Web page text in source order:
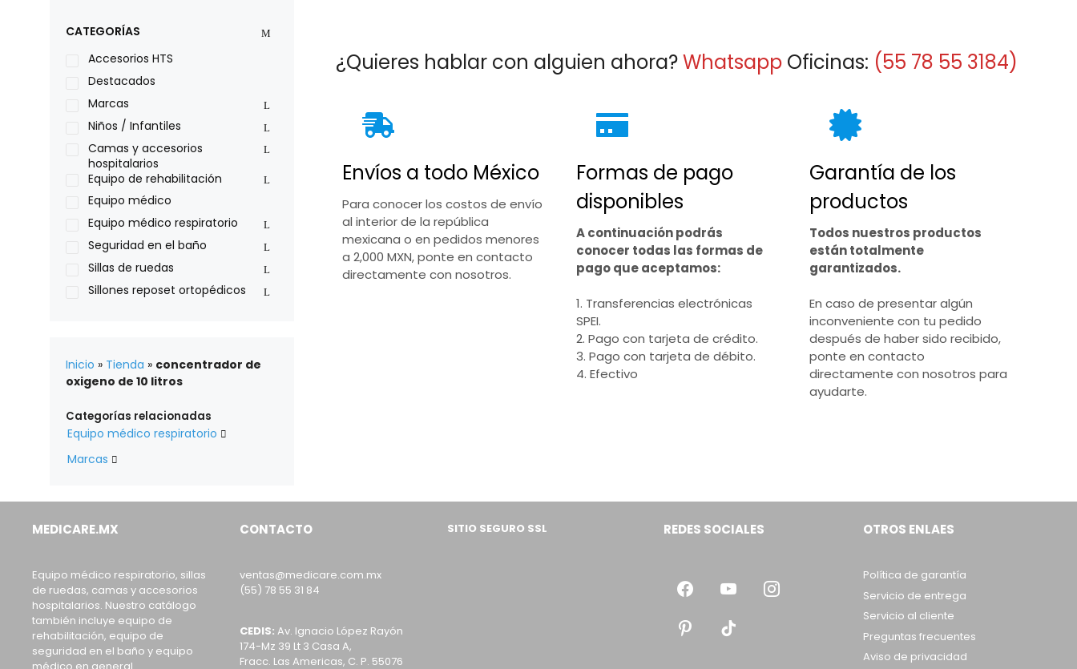
¿Quieres hablar con alguien ahora?Whatsapp Oficinas: (55 78 55 3184)
Envíos a todo México
Para conocer los costos de envío
al interior de la república
mexicana o en pedidos menores
a 2,000 MXN, ponte en contacto
directamente con nosotros.
Formas de pago
disponibles
A continuación podrás
conocer todas las formas de
pago que aceptamos:
1. Transferencias electrónicas
SPEI.
2. Pago con tarjeta de crédito.
3. Pago con tarjeta de débito.
4. Efectivo
Garantía de los
productos
Todos nuestros productos
están totalmente
garantizados.
En caso de presentar algún
inconveniente con tu pedido
después de haber sido recibido,
ponte en contacto
directamente con nosotros para
ayudarte.
Leggero
Lumex
Medical Store
Nidek
Oxiplus
Philips
Pride
Roho
Sillas de ruedas Everest Jennings
CATEGORÍAS
Accesorios HTS
Destacados
Marcas
Niños / Infantiles
Camas y accesorios
hospitalarios
Equipo de rehabilitación
Equipo médico
Equipo médico respiratorio
Seguridad en el baño
Sillas de ruedas
Sillones reposet ortopédicos
Inicio » Tienda » concentrador de
oxigeno de 10 litros
Categorías relacionadas
Equipo médico respiratorio 
Marcas 
MEDICARE.MX
Equipo médico respiratorio, sillas
de ruedas, camas y accesorios
hospitalarios. Nuestro catálogo
también incluye equipo de
rehabilitación, equipo de
seguridad en el baño y equipo
CONTACTO
ventas@medicare.com.mx
(55) 78 55 31 84
CEDIS: Av. Ignacio López Rayón
174-Mz 39 Lt 3 Casa A,
Fracc. Las Americas, C. P. 55076
SITIO SEGURO SSL REDES SOCIALES OTROS ENLAES
Política de garantía
Servicio de entrega
Servicio al cliente
Preguntas frecuentes
Aviso de privacidad